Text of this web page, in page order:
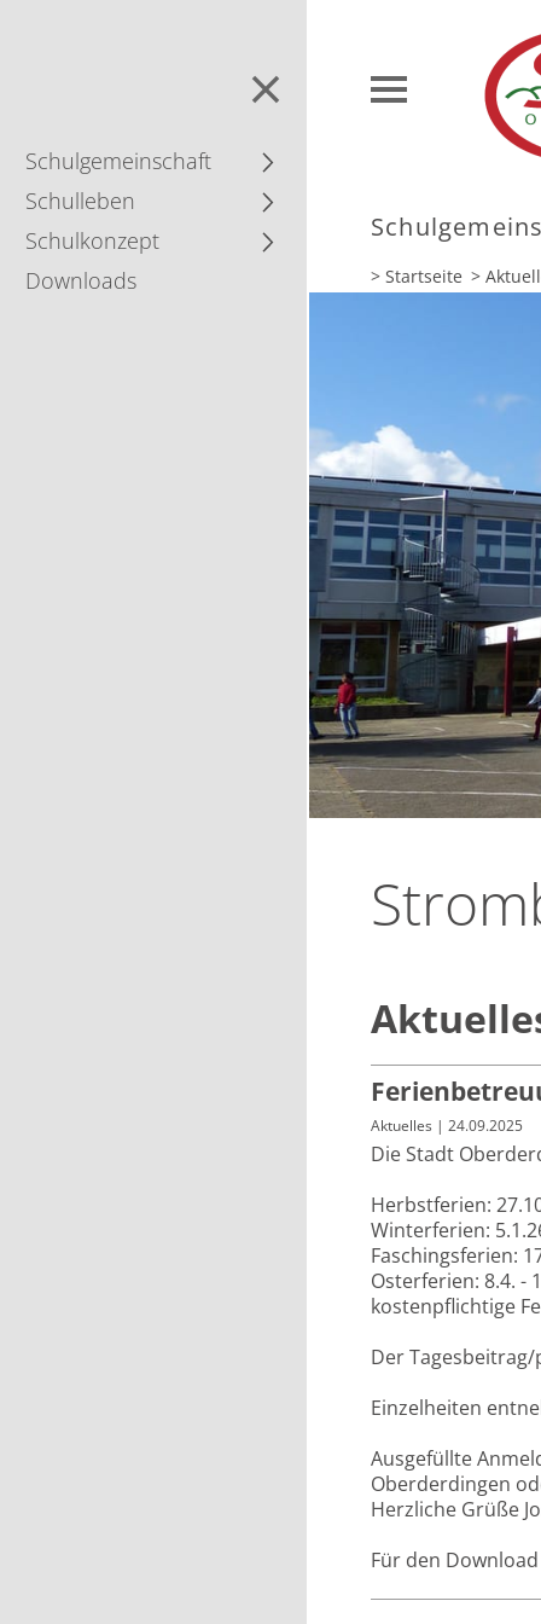
> Startseite >
Aktuelles | 24.09.2025
Die Stadt
Herbstferien:
Winterferien:
Faschingsferien:
Osterferien: 8.4. -
kostenpflichtige
Der
Einzelheiten
Ausgefüllte
Oberderdingen
Herzliche Grüße
Für den
Schul­gemein­schaft
Schulleben
Schulkonzept
Downloads